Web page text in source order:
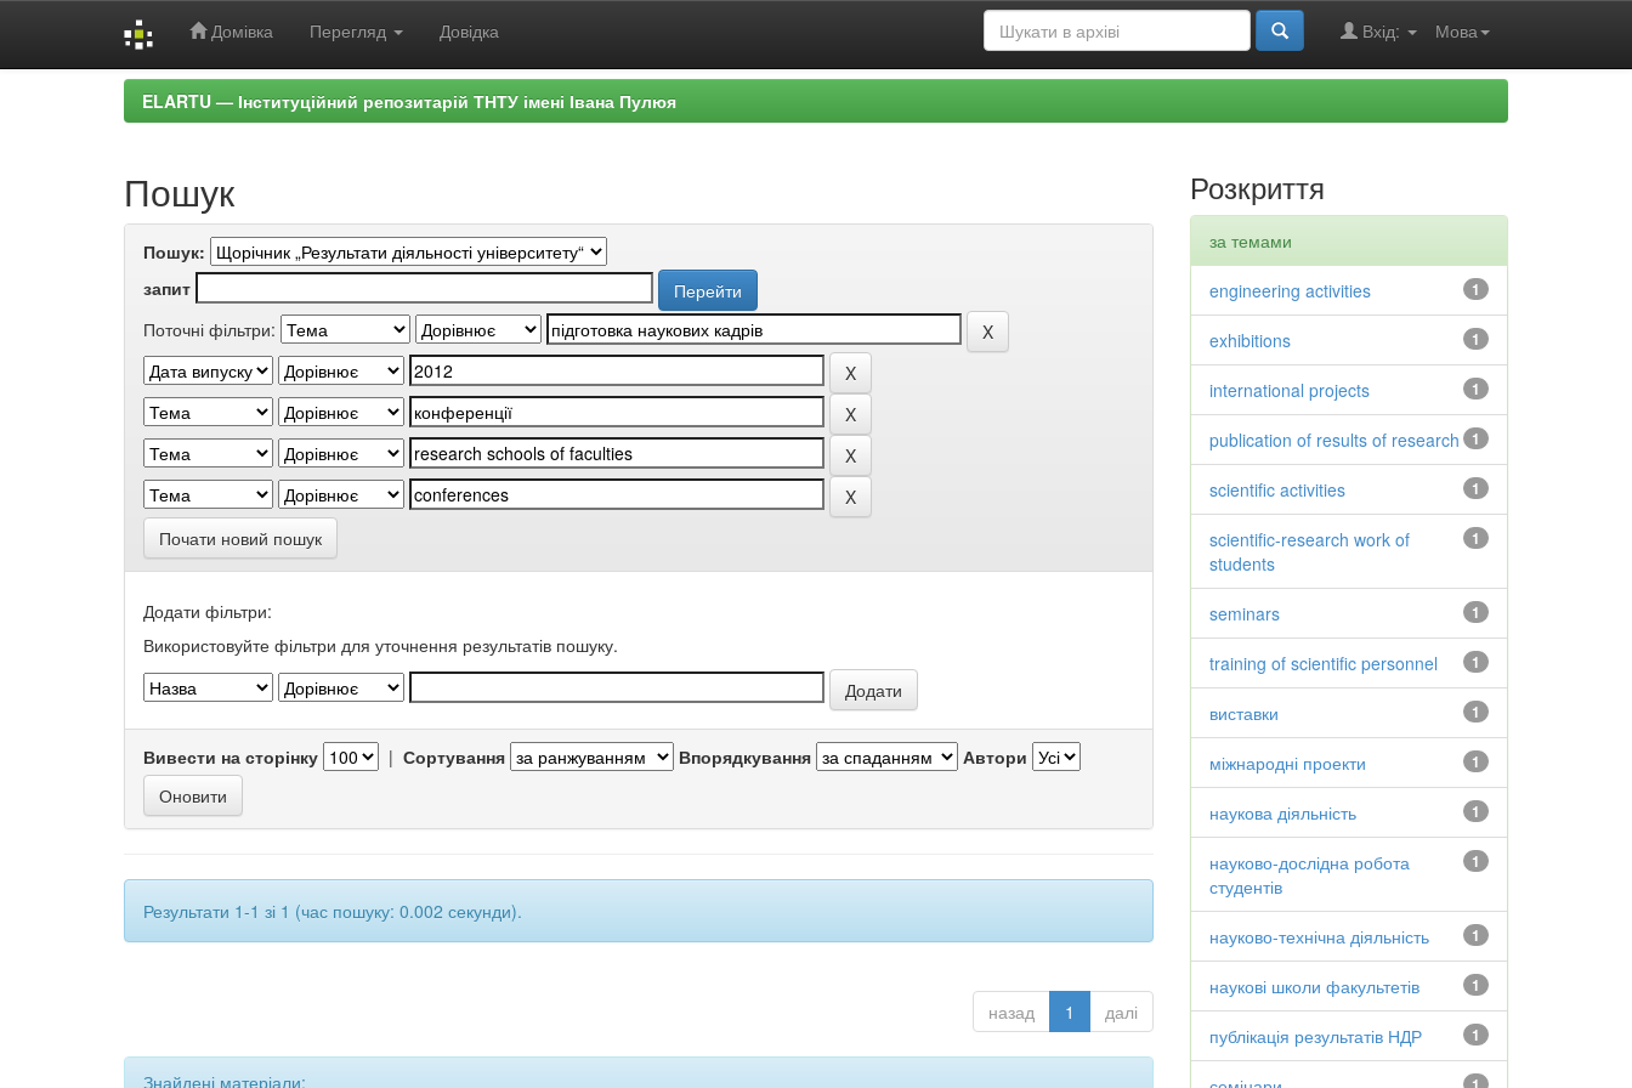
Домівка Перегляд Довідка Мова
Вхід:
ELARTU — Інституційний репозитарій ТНТУ імені Івана Пулюя
Пошук
Пошук:
запит
Поточні фільтри:
Почати новий пошук
Додати фільтри:
Використовуйте фільтри для уточнення результатів пошуку.
Вивести на сторінку | Сортування Впорядкування Автори
Результати 1-1 зі 1 (час пошуку: 0.002 секунди).
назад 1 далі
Знайдені матеріали:
Розкриття
за темами
1
engineering activities
1
exhibitions
1
international projects
1
publication of results of research
1
scientific activities
1
scientific-research work of
students
1
seminars
1
training of scientific personnel
1
виставки
1
міжнародні проекти
1
наукова діяльність
1
науково-дослідна робота
студентів
1
науково-технічна діяльність
1
наукові школи факультетів
1
публікація результатів НДР